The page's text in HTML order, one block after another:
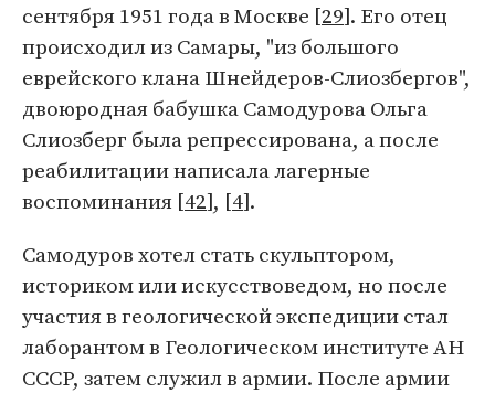
сентября 1951 года в Москве [29]. Его отец
происходил из Самары, "из большого
еврейского клана Шнейдеров-Слиозбергов",
двоюродная бабушка Самодурова Ольга
Слиозберг была репрессирована, а после
реабилитации написала лагерные
воспоминания [42], [4].
Самодуров хотел стать скульптором,
историком или искусствоведом, но после
участия в геологической экспедиции стал
лаборантом в Геологическом институте АН
СССР, затем служил в армии. После армии